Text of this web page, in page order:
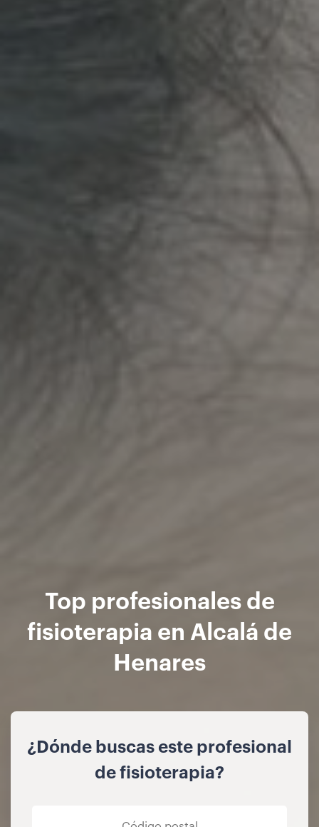
Top profesionales de
fisioterapia en Alcalá de
Henares
¿Dónde buscas este profesional
de fisioterapia?